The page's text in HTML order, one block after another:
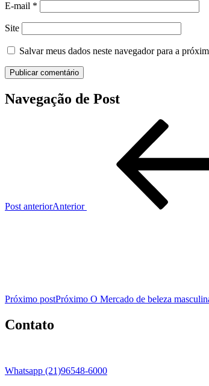
E-mail *
Site
Salvar meus dados neste navegador para a
Navegação de Post
Post anteriorAnterior
Próximo postPróximo O Mercado de beleza
Contato
Whatsapp (21)96548-6000